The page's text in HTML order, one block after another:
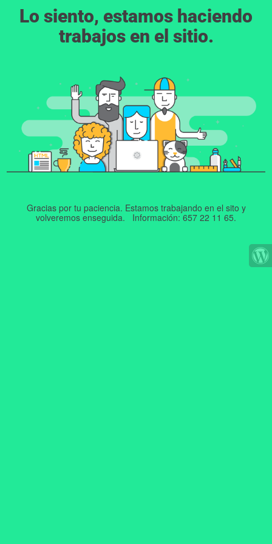
Lo siento, estamos haciendo
trabajos en el sitio.
Gracias por tu paciencia. Estamos trabajando en el sito y
volveremos enseguida. Información: 657 22 11 65.